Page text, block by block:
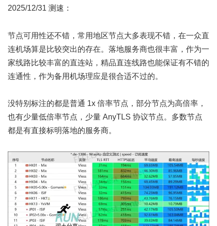
2025/12/31 测速：
节点可用性还不错，常用地区节点大多表现不错，在一众直
连机场算是比较突出的存在。落地服务商也很丰富，作为一
家线路比较丰富的直连站，精品直连线路也能保证有不错的
连通性，作为备用机场理应是很合适不过的。
没特别标注的都是普通 1x 倍率节点，部分节点为高倍率，
也有少量低倍率节点，少量 AnyTLS 协议节点。多数节点
都是有直接标明落地的服务商。